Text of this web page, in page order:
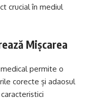
crucial în mediul
Mișcarea
permite o
corecte și adaosul